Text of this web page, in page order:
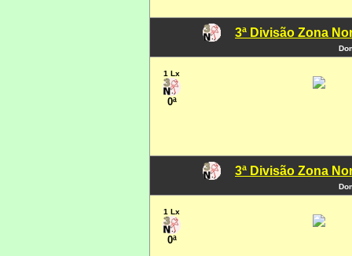
3ª Divisão Zona
1 Lx
0ª
3ª Divisão Zona
1 Lx
0ª